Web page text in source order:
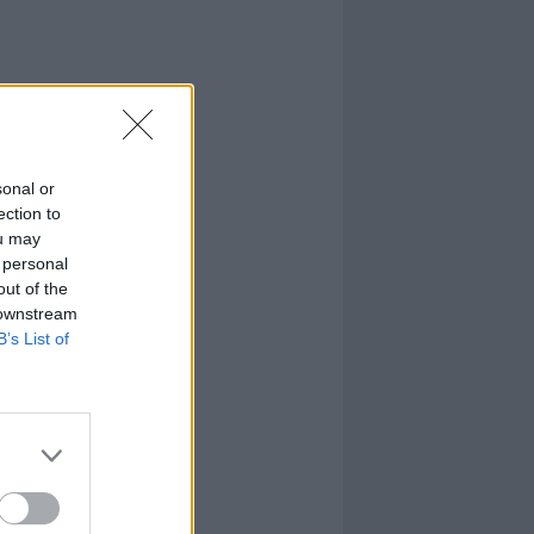
or
to
may
of the
List of